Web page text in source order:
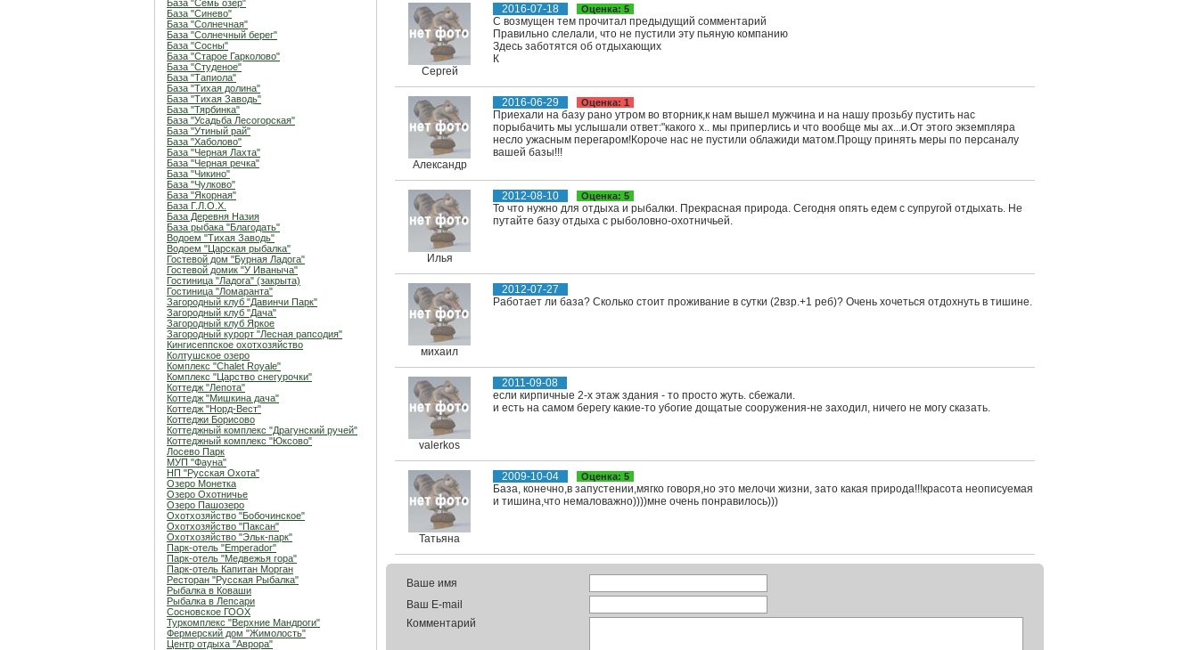
База "Семь озер"
База "Синево"
База "Солнечная"
База "Солнечный берег"
База "Сосны"
База "Старое Гарколово"
База "Студеное"
База "Тапиола"
База "Тихая долина"
База "Тихая Заводь"
База "Тярбинка"
База "Усадьба Лесогорская"
База "Утиный рай"
База "Хаболово"
База "Черная Лахта"
База "Черная речка"
База "Чикино"
База "Чулково"
База "Якорная"
База Г.Л.О.Х.
База Деревня Назия
База рыбака "Благодать"
Водоем "Тихая Заводь"
Водоем "Царская рыбалка"
Гостевой дом "Бурная Ладога"
Гостевой домик "У Иваныча"
Гостиница "Ладога" (закрыта)
Гостиница "Ломаранта"
Загородный клуб "Давинчи Парк"
Загородный клуб "Дача"
Загородный клуб Яркое
Загородный курорт "Лесная рапсодия"
Кингисеппское охотхозяйство
Колтушское озеро
Комплекс "Chalet Royale"
Комплекс "Царство снегурочки"
Коттедж "Лепота"
Коттедж "Мишкина дача"
Коттедж "Норд-Вест"
Коттеджи Борисово
Коттеджный комплекс "Драгунский ручей"
Коттеджный комплекс "Юксово"
Лосево Парк
МУП "Фауна"
НП "Русская Охота"
Озеро Монетка
Озеро Охотничье
Озеро Пашозеро
Охотхозяйство "Бобочинское"
Охотхозяйство "Паксан"
Охотхозяйство "Эльк-парк"
Парк-отель "Emperador"
Парк-отель "Медвежья гора"
Парк-отель Капитан Морган
Ресторан "Русская Рыбалка"
Рыбалка в Коваши
Рыбалка в Лепсари
Сосновское ГООХ
Туркомплекс "Верхние Мандроги"
Фермерский дом "Жимолость"
Центр отдыха "Аврора"
Сергей
2016-07-18 Оценка: 5
С возмущен тем прочитал предыдущий сомментарий
Правильно слелали, что не пустили эту пьяную компанию
Здесь заботятся об отдыхающих
К
Александр
2016-06-29 Оценка: 1
Приехали на базу рано утром во вторник,к нам вышел мужчина и на нашу прозьбу пустить нас
порыбачить мы услышали ответ:"какого х.. мы приперлись и что вообще мы ах...и.От этого экземпляра
несло ужасным перегаром!Короче нас не пустили облажиди матом.Прощу принять меры по персаналу
вашей базы!!!
Илья
2012-08-10 Оценка: 5
То что нужно для отдыха и рыбалки. Прекрасная природа. Сегодня опять едем с супругой отдыхать. Не
путайте базу отдыха с рыболовно-охотничьей.
михаил
2012-07-27
Работает ли база? Сколько стоит проживание в сутки (2взр.+1 реб)? Очень хочеться отдохнуть в тишине.
valerkos
2011-09-08
если кирпичные 2-х этаж здания - то просто жуть. сбежали.
и есть на самом берегу какие-то убогие дощатые сооружения-не заходил, ничего не могу сказать.
Татьяна
2009-10-04 Оценка: 5
База, конечно,в запустении,мягко говоря,но это мелочи жизни, зато какая природа!!!красота неописуемая
и тишина,что немаловажно))))мне очень понравилось)))
Ваше имя
Ваш E-mail
Комментарий